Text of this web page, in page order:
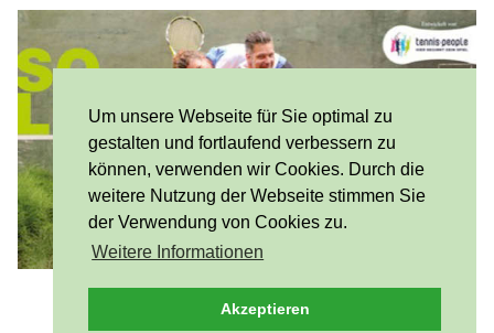
Um unsere Webseite für Sie optimal zu
gestalten und fortlaufend verbessern zu
können, verwenden wir Cookies. Durch die
weitere Nutzung der Webseite stimmen Sie
der Verwendung von Cookies zu.
Weitere Informationen
Akzeptieren